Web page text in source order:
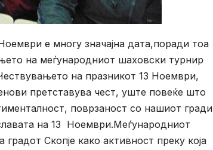
е многу значајна дата,поради тоа
на меѓународниот шаховски турнир
на празникот 13 Ноември,
претставува чест, уште повеќе што
поврзаност со нашиот гради
на 13 Ноември.Меѓународниот
Скопје како активност преку која